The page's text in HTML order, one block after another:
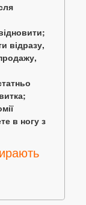
відразу,
в ногу з